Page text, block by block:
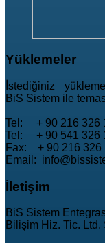
Yüklemeler
İstediğiniz
BiS Sistem ile
Tel: + 90 216 326
Tel: + 90 541 326
Fax: + 90 216 326
Email:
İletişim
BiS Sistem
Bilişim Hiz. Tic. Ltd.